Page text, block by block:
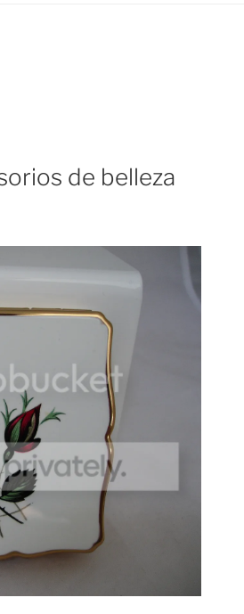
de belleza